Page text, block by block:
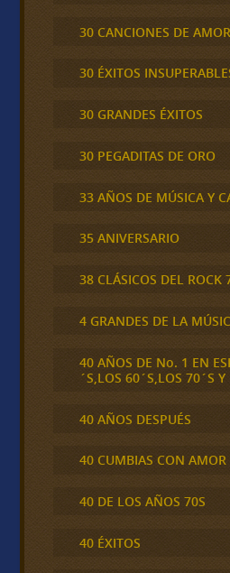
30 CANCIONES DE AMOR
30 ÉXITOS
30 GRANDES ÉXITOS
30 PEGADITAS DE ORO
33 AÑOS DE MÚSICA Y
35 ANIVERSARIO
38 CLÁSICOS DEL ROCK
4 GRANDES DE LA
40 AÑOS DE No. 1 EN
´S,LOS 60´S,LOS 70´S Y
40 AÑOS DESPUÉS
40 CUMBIAS CON AMOR
40 DE LOS AÑOS 70S
40 ÉXITOS